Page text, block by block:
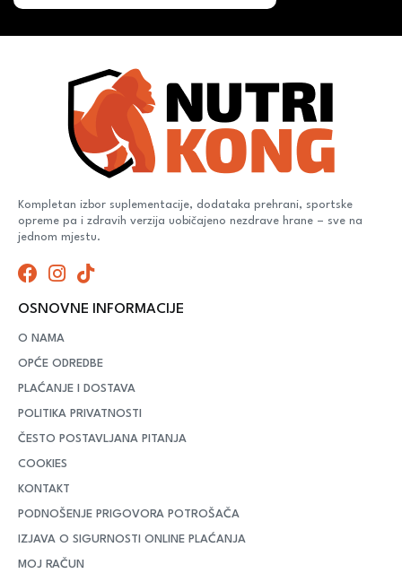
Kompletan izbor suplementacije, dodataka prehrani, sportske
opreme pa i zdravih verzija uobičajeno nezdrave hrane – sve na
jednom mjestu.
OSNOVNE INFORMACIJE
O NAMA
OPĆE ODREDBE
PLAĆANJE I DOSTAVA
POLITIKA PRIVATNOSTI
ČESTO POSTAVLJANA PITANJA
COOKIES
KONTAKT
PODNOŠENJE PRIGOVORA POTROŠAČA
IZJAVA O SIGURNOSTI ONLINE PLAĆANJA
MOJ RAČUN